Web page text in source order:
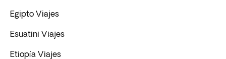
Egipto Viajes
Esuatini Viajes
Etiopía Viajes